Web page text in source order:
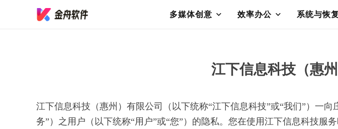
多媒体创意 效率办公 系统与恢复
江下信息科技（惠
江下信息科技（惠州）有限公司（以下统称“江下信息科技”或“我们”）一
务”）之用户（以下统称“用户”或“您”）的隐私。您在使用江下信息科技